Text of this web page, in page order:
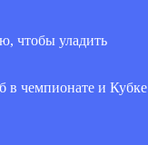
чтобы уладить
в чемпионате и Кубке